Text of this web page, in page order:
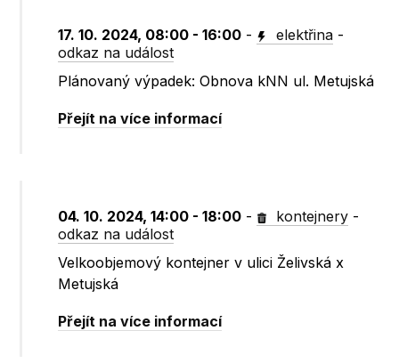
17. 10. 2024, 08:00 - 16:00 - elektřina -
odkaz na událost
Plánovaný výpadek: Obnova kNN ul. Metujská
Přejít na více informací
04. 10. 2024, 14:00 - 18:00 - kontejnery -
odkaz na událost
Velkoobjemový kontejner v ulici Želivská x
Metujská
Přejít na více informací